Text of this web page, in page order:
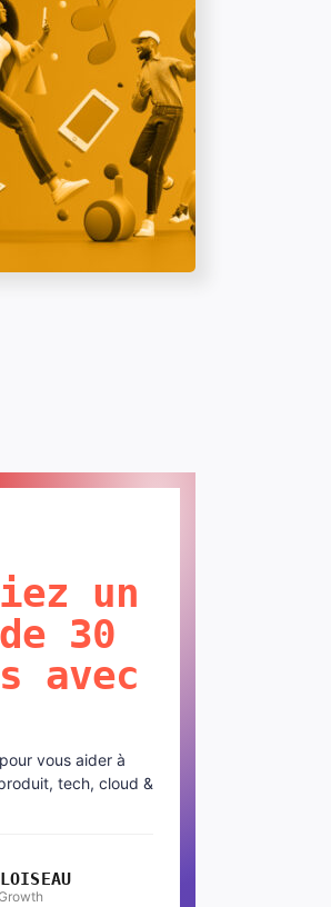
un
30
avec
vous aider à
tech, cloud &